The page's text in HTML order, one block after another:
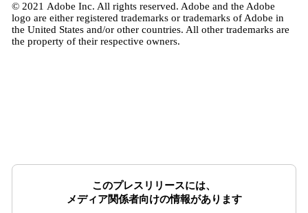
© 2021 Adobe Inc. All rights reserved. Adobe and the Adobe
logo are either registered trademarks or trademarks of Adobe in
the United States and/or other countries. All other trademarks are
the property of their respective owners.
このプレスリリースには、
メディア関係者向けの情報があります